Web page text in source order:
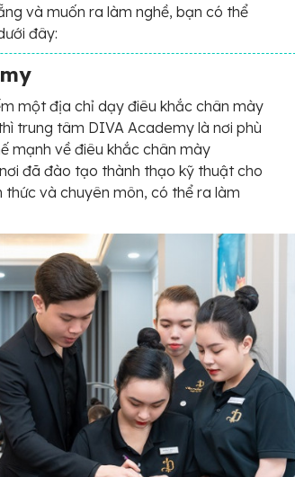
và muốn ra làm nghề, bạn có thể
đây:
một địa chỉ dạy điêu khắc chân mày
trung tâm DIVA Academy là nơi phù
mạnh về điêu khắc chân mày
đã đào tạo thành thạo kỹ thuật cho
thức và chuyên môn, có thể ra làm